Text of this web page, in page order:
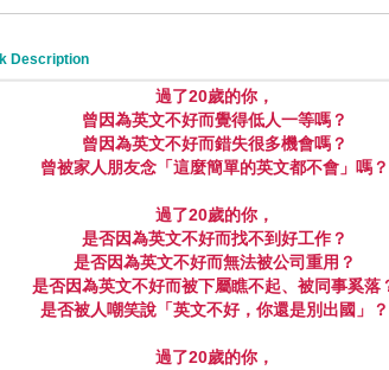
Description
過了20歲的你，
曾因為英文不好而覺得低人一等嗎？
曾因為英文不好而錯失很多機會嗎？
曾被家人朋友念「這麼簡單的英文都不會」嗎？
過了20歲的你，
是否因為英文不好而找不到好工作？
是否因為英文不好而無法被公司重用？
是否因為英文不好而被下屬瞧不起、被同事奚落
是否被人嘲笑說「英文不好，你還是別出國」？
過了20歲的你，